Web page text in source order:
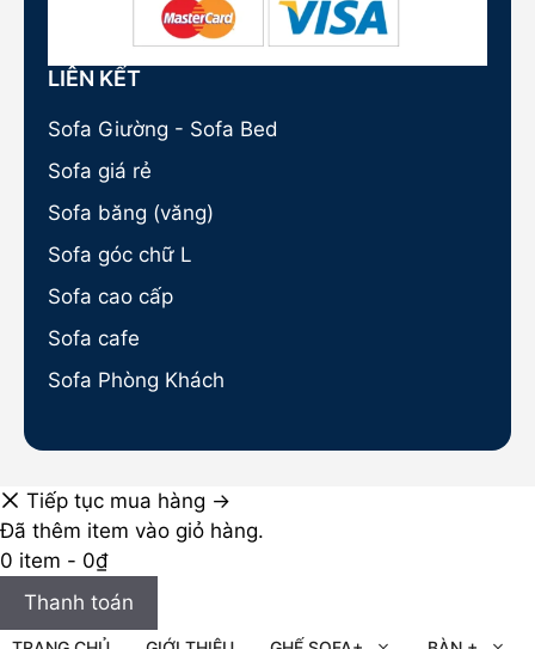
LIÊN KẾT
Sofa Giường - Sofa Bed
Sofa giá rẻ
Sofa băng (văng)
Sofa góc chữ L
Sofa cao cấp
Sofa cafe
Sofa Phòng Khách
Tiếp tục mua hàng →
Đã thêm item vào giỏ hàng.
0 item - 0₫
Thanh toán